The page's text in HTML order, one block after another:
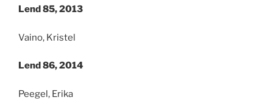
Lend 85, 2013
Vaino, Kristel
Lend 86, 2014
Peegel, Erika